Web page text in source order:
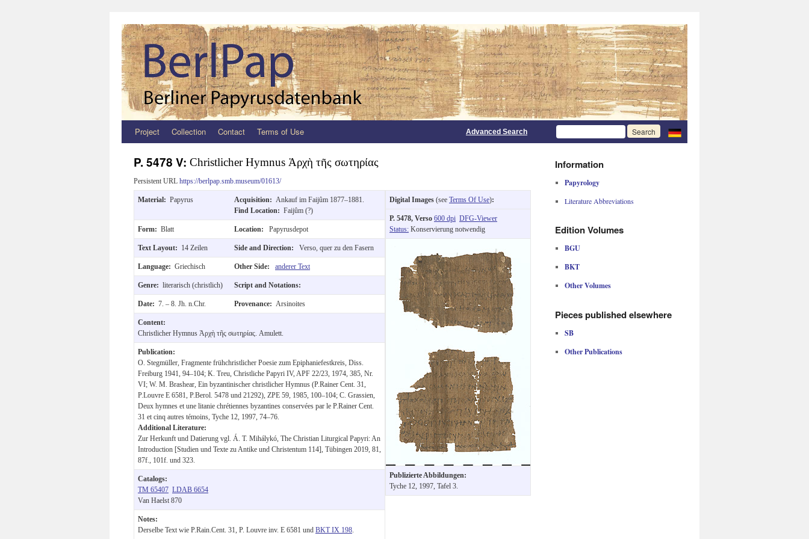
Zum
springen
Project Collection Contact Terms of Use Advanced Search
P. 5478 V: Christlicher Hymnus Ἀρχὴ τῆς σωτηρίας
Persistent URL https://berlpap.smb.museum/01613/
Material: Papyrus Acquisition: Ankauf im Faijûm 1877–1881.
Find Location: Faijûm (?)
Form: Blatt Location: Papyrusdepot
Text Layout: 14 Zeilen Side and Direction: Verso, quer zu den Fasern
Language: Griechisch Other Side: anderer Text
Genre: literarisch (christlich) Script and Notations:
Date: 7. – 8. Jh. n.Chr. Provenance: Arsinoites
Content:
Christlicher Hymnus Ἀρχὴ τῆς σωτηρίας. Amulett.
Publication:
O. Stegmüller, Fragmente frühchristlicher Poesie zum Epiphaniefestkreis, Diss.
Freiburg 1941, 94–104; K. Treu, Christliche Papyri IV, APF 22/23, 1974, 385, Nr.
VI; W. M. Brashear, Ein byzantinischer christlicher Hymnus (P.Rainer Cent. 31,
P.Louvre E 6581, P.Berol. 5478 und 21292), ZPE 59, 1985, 100–104; C. Grassien,
Deux hymnes et une litanie chrétiennes byzantines conservées par le P.Rainer Cent.
31 et cinq autres témoins, Tyche 12, 1997, 74–76.
Additional Literature:
Zur Herkunft und Datierung vgl. Á. T. Mihálykó, The Christian Liturgical Papyri: An
Introduction [Studien und Texte zu Antike und Christentum 114], Tübingen 2019, 81,
87f., 101f. und 323.
Catalogs:
TM 65407 LDAB 6654
Van Haelst 870
Notes:
Derselbe Text wie P.Rain.Cent. 31, P. Louvre inv. E 6581 und BKT IX 198
Digital Images (see Terms Of Use):
P. 5478, Verso 600 dpi DFG-Viewer
Status: Konservierung notwendig
Publizierte Abbildungen:
Tyche 12, 1997, Tafel 3.
Information
Papyrology
Literature Abbreviations
Edition Volumes
BGU
BKT
Other Volumes
Pieces published elsewhere
SB
Other Publications